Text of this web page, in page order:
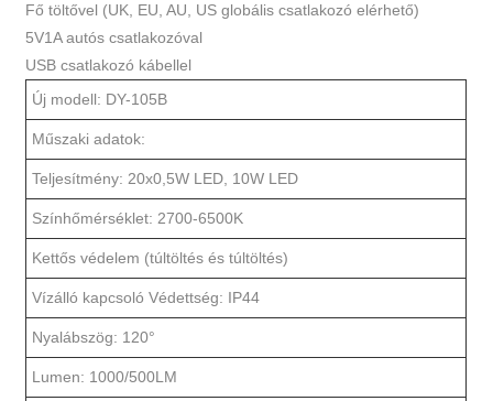
Fő töltővel (UK, EU, AU, US globális csatlakozó elérhető)
5V1A autós csatlakozóval
USB csatlakozó kábellel
Új modell: DY-105B
Műszaki adatok:
Teljesítmény: 20x0,5W LED, 10W LED
Színhőmérséklet: 2700-6500K
Kettős védelem (túltöltés és túltöltés)
Vízálló kapcsoló Védettség: IP44
Nyalábszög: 120°
Lumen: 1000/500LM